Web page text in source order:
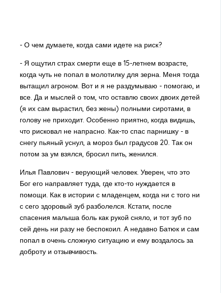
- О чем думаете, когда сами идете на риск?
- Я ощутил страх смерти еще в 15-летнем возрасте,
когда чуть не попал в молотилку для зерна. Меня тогда
вытащил агроном. Вот и я не раздумываю - помогаю, и
все. Да и мыслей о том, что оставлю своих двоих детей
(я их сам вырастил, без жены) полными сиротами, в
голову не приходит. Особенно приятно, когда видишь,
что рисковал не напрасно. Как-то спас парнишку - в
снегу пьяный уснул, а мороз был градусов 20. Так он
потом за ум взялся, бросил пить, женился.
Илья Павлович - верующий человек. Уверен, что это
Бог его направляет туда, где кто-то нуждается в
помощи. Как в истории с младенцем, когда ни с того ни
с сего здоровый зуб разболелся. Кстати, после
спасения малыша боль как рукой сняло, и тот зуб по
сей день ни разу не беспокоил. А недавно Батюк и сам
попал в очень сложную ситуацию и ему воздалось за
доброту и отзывчивость.